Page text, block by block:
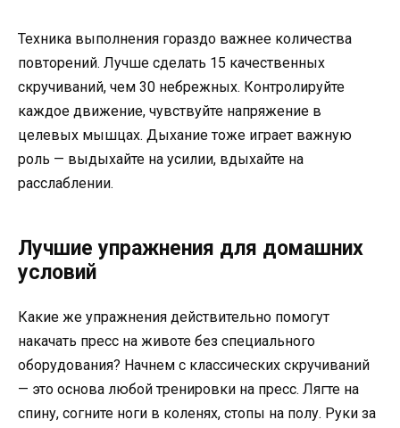
Техника выполнения гораздо важнее количества
повторений. Лучше сделать 15 качественных
скручиваний, чем 30 небрежных. Контролируйте
каждое движение, чувствуйте напряжение в
целевых мышцах. Дыхание тоже играет важную
роль — выдыхайте на усилии, вдыхайте на
расслаблении.
Лучшие упражнения для домашних
условий
Какие же упражнения действительно помогут
накачать пресс на животе без специального
оборудования? Начнем с классических скручиваний
— это основа любой тренировки на пресс. Лягте на
спину, согните ноги в коленях, стопы на полу. Руки за